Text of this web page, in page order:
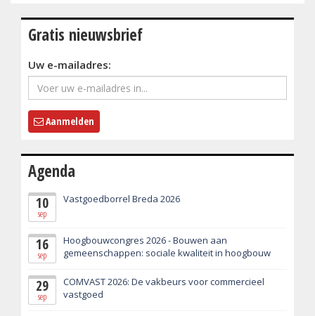
Gratis nieuwsbrief
Uw e-mailadres:
Aanmelden
Agenda
10
sep
Vastgoedborrel Breda 2026
16
sep
Hoogbouwcongres 2026 - Bouwen aan
gemeenschappen: sociale kwaliteit in hoogbouw
29
sep
COMVAST 2026: De vakbeurs voor commercieel
vastgoed